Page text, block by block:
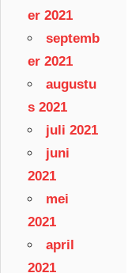
er 2021
septemb
er 2021
augustu
s 2021
juli 2021
juni
2021
mei
2021
april
2021